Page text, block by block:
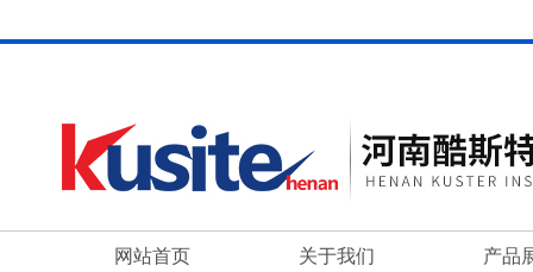
网站首页 关于我们 产品